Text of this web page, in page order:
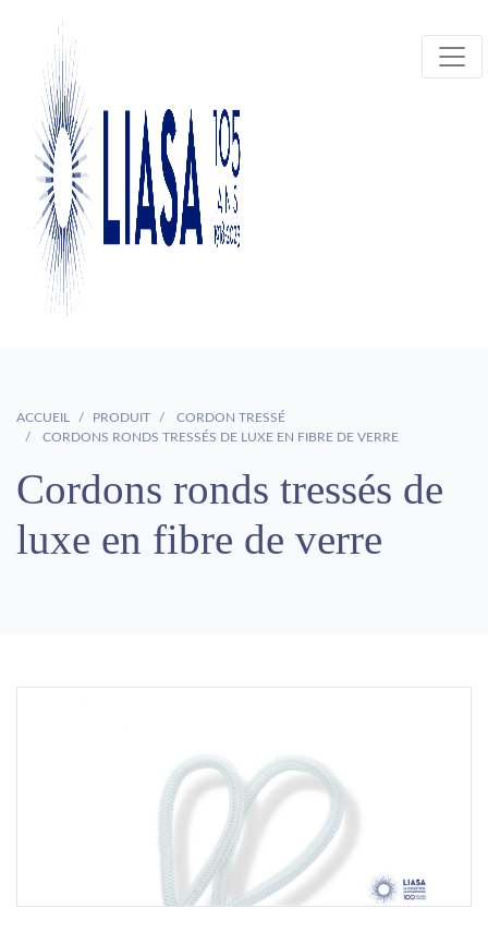
ACCUEIL PRODUIT
CORDON TRESSÉ
CORDONS RONDS TRESSÉS DE LUXE EN FIBRE DE VERRE
Cordons ronds tressés de
luxe en fibre de verre